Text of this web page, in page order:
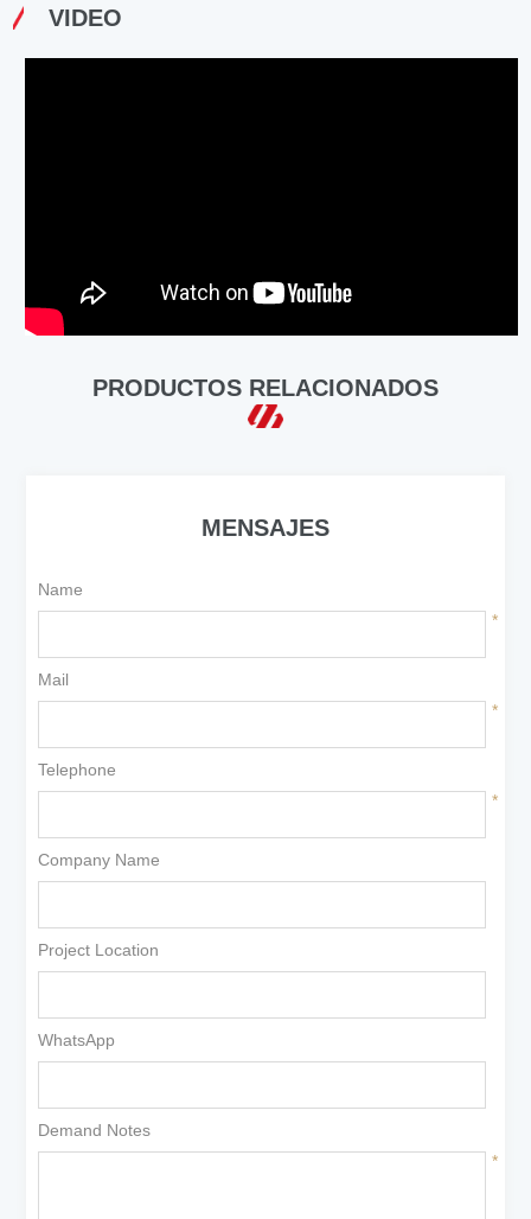
VIDEO
PRODUCTOS RELACIONADOS
MENSAJES
Name
*
Mail
*
Telephone
*
Company Name
Project Location
WhatsApp
Demand Notes
*